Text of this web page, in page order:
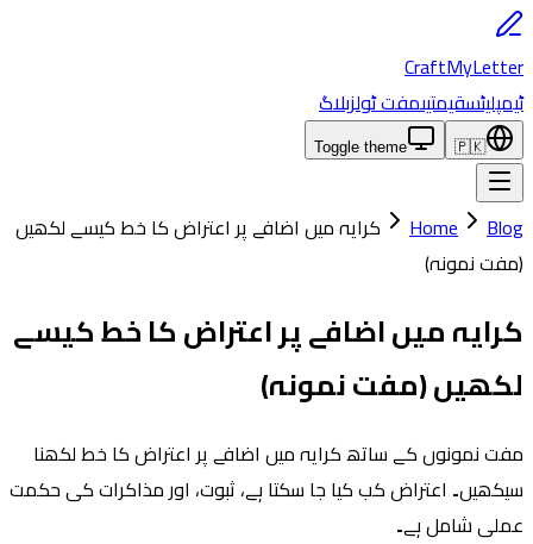
CraftMyLetter
ٹیمپلیٹسقیمتیںمفت ٹولزبلاگ
🇵🇰
Toggle theme
Home Blog
کرایہ میں اضافے پر اعتراض کا خط کیسے لکھیں
(مفت نمونہ)
کرایہ میں اضافے پر اعتراض کا خط کیسے
لکھیں (مفت نمونہ)
مفت نمونوں کے ساتھ کرایہ میں اضافے پر اعتراض کا خط لکھنا
سیکھیں۔ اعتراض کب کیا جا سکتا ہے، ثبوت، اور مذاکرات کی حکمت
عملی شامل ہے۔